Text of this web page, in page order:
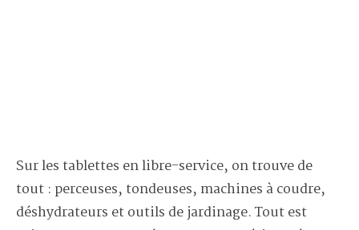
Sur les tablettes en libre-service, on trouve de
tout : perceuses, tondeuses, machines à coudre,
déshydrateurs et outils de jardinage. Tout est